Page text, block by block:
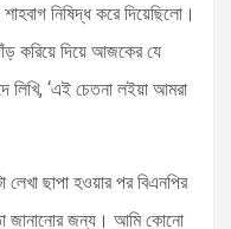
নিষিদ্ধ করে দিয়েছিলো।
করিয়ে দিয়ে আজকের যে
লিখি, ‘এই চেতনা লইয়া আমরা
ছাপা হওয়ার পর বিএনপির
জানানোর জন্য। আমি কোনো